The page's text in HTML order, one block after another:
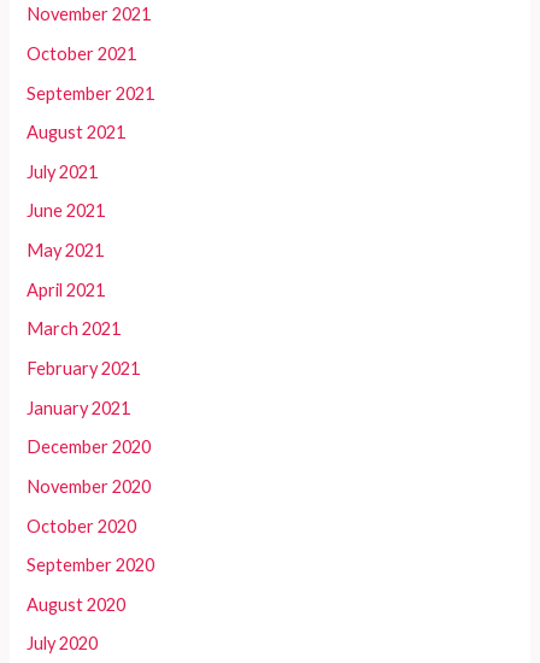
November 2021
October 2021
September 2021
August 2021
July 2021
June 2021
May 2021
April 2021
March 2021
February 2021
January 2021
December 2020
November 2020
October 2020
September 2020
August 2020
July 2020